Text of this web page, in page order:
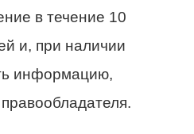
в течение 10
и, при наличии
информацию,